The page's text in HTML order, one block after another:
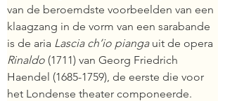
van de beroemdste voorbeelden van een
klaagzang in de vorm van een sarabande
is de aria Lascia ch’io pianga uit de opera
Rinaldo (1711) van Georg Friedrich
Haendel (1685-1759), de eerste die voor
het Londense theater componeerde.